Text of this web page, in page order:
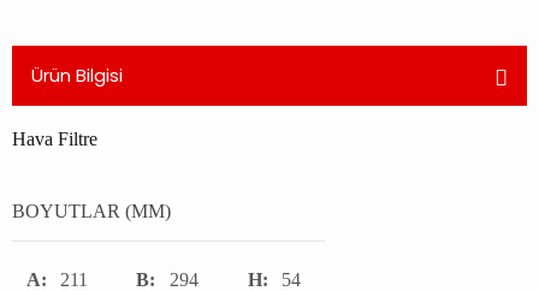
Ürün Bilgisi
Hava Filtre
BOYUTLAR (MM)
A: 211 B: 294 H: 54